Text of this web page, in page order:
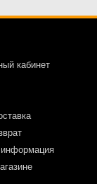
кабинет
информация